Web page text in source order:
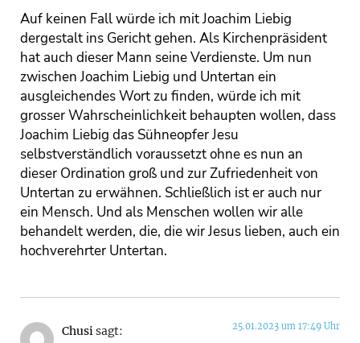
Auf keinen Fall würde ich mit Joachim Liebig
dergestalt ins Gericht gehen. Als Kirchenpräsident
hat auch dieser Mann seine Verdienste. Um nun
zwischen Joachim Liebig und Untertan ein
ausgleichendes Wort zu finden, würde ich mit
grosser Wahrscheinlichkeit behaupten wollen, dass
Joachim Liebig das Sühneopfer Jesu
selbstverständlich voraussetzt ohne es nun an
dieser Ordination groß und zur Zufriedenheit von
Untertan zu erwähnen. Schließlich ist er auch nur
ein Mensch. Und als Menschen wollen wir alle
behandelt werden, die, die wir Jesus lieben, auch ein
hochverehrter Untertan.
Chusisagt: 25.01.2023 um 17:49 Uhr